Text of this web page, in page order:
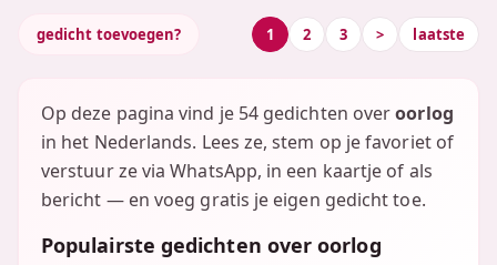
gedicht toevoegen? 1 2 3 > laatste
Op deze pagina vind je 54 gedichten overoorlog
in het Nederlands. Lees ze, stem op je favoriet of
verstuur ze via WhatsApp, in een kaartje of als
bericht — en voeg gratis je eigen gedicht toe.
Populairste gedichten over oorlog